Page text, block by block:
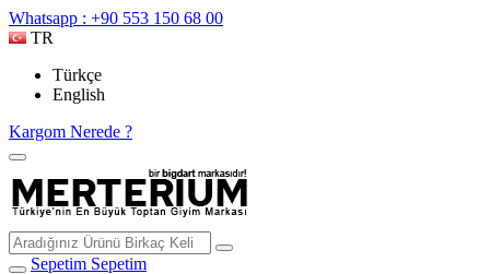
Whatsapp : +90 553 150 68 00
TR
Türkçe
English
Kargom Nerede ?
Sepetim Sepetim